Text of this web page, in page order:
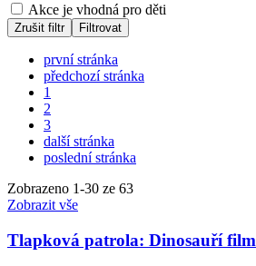
Akce je vhodná pro děti
Zrušit filtr Filtrovat
první stránka
předchozí stránka
1
2
3
další stránka
poslední stránka
Zobrazeno 1-30 ze 63
Zobrazit vše
Tlapková patrola: Dinosauří film